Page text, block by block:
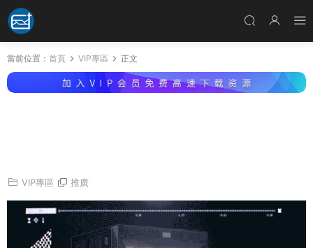
當前位置： 首頁 VIP專區 正文
VIP專區 推廣